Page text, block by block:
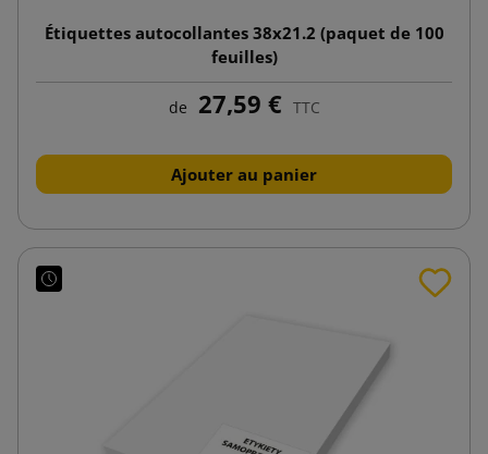
Étiquettes autocollantes 38x21.2 (paquet de 100
feuilles)
de 27,59 € TTC
Ajouter au panier